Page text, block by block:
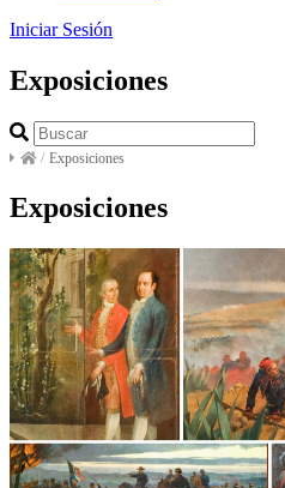
Iniciar Sesión
Exposiciones
/ Exposiciones
Exposiciones